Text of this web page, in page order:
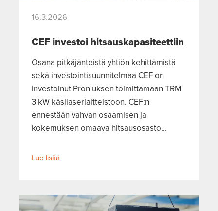
16.3.2026
CEF investoi hitsauskapasiteettiin
Osana pitkäjänteistä yhtiön kehittämistä
sekä investointisuunnitelmaa CEF on
investoinut Proniuksen toimittamaan TRM
3 kW käsilaserlaitteistoon. CEF:n
ennestään vahvan osaamisen ja
kokemuksen omaava hitsausosasto...
Lue lisää